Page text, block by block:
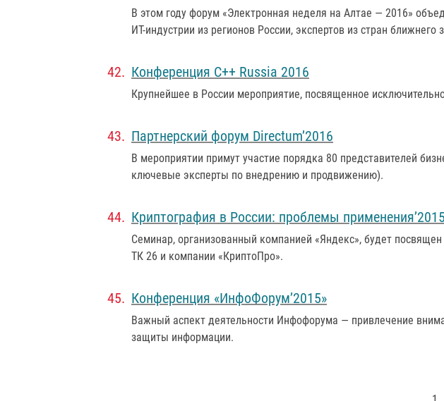
В этом году форум «Электронная неделя на Алтае — 2016»
ИТ-индустрии из регионов России, экспертов из стран ближнего
Конференция C++ Russia 2016
Крупнейшее в России мероприятие, посвященное
Партнерский форум Directum’2016
В мероприятии примут участие порядка 80 представителей
ключевые эксперты по внедрению и продвижению).
Криптография в России: проблемы применения’2015
Семинар, организованный компанией «Яндекс», будет
ТК 26 и компании «КриптоПро».
Конференция «ИнфоФорум’2015»
Важный аспект деятельности Инфофорума — привлечение
защиты информации.